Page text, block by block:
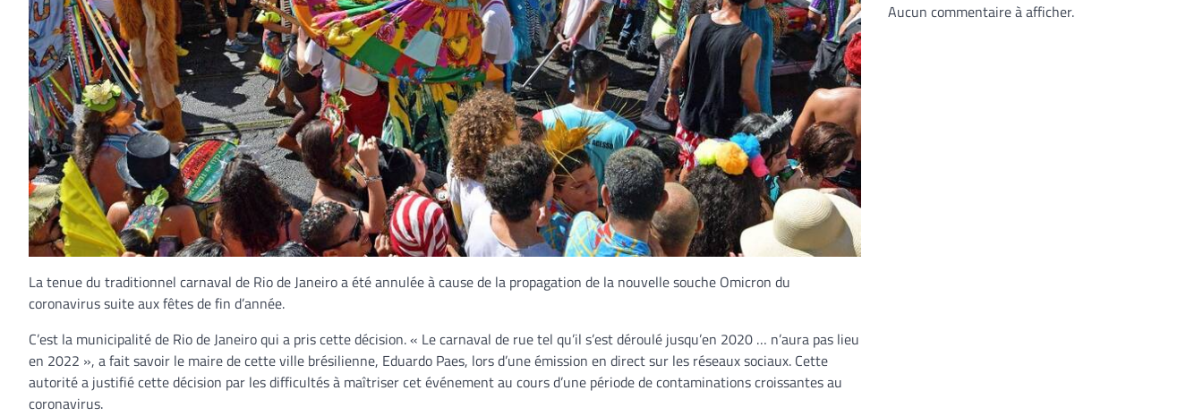
La tenue du traditionnel carnaval de Rio de Janeiro a été annulée à cause de la propagation de la nouvelle souche Omicron du
coronavirus suite aux fêtes de fin d’année.
C’est la municipalité de Rio de Janeiro qui a pris cette décision. « Le carnaval de rue tel qu’il s’est déroulé jusqu’en 2020 … n’aura pas lieu
en 2022 », a fait savoir le maire de cette ville brésilienne, Eduardo Paes, lors d’une émission en direct sur les réseaux sociaux. Cette
autorité a justifié cette décision par les difficultés à maîtriser cet événement au cours d’une période de contaminations croissantes au
coronavirus.
Aucun commentaire à afficher.